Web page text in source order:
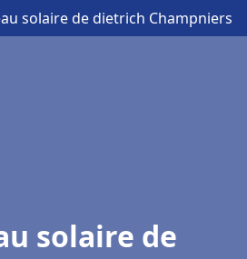
solaire de dietrich Champniers
solaire de